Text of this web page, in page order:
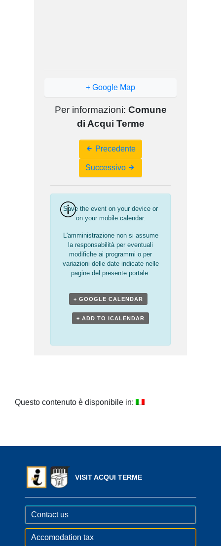
+ Google Map
Per informazioni: Comune
di Acqui Terme
Navigation
Precedente
Successivo
Save the event on your device or
on your mobile calendar.
L'amministrazione non si assume
la responsabilità per eventuali
modifiche ai programmi o per
variazioni delle date indicate nelle
pagine del presente portale.
+ GOOGLE CALENDAR
+ ADD TO ICALENDAR
Questo contenuto è disponibile in:
VISIT ACQUI TERME
Contact us
Accomodation tax